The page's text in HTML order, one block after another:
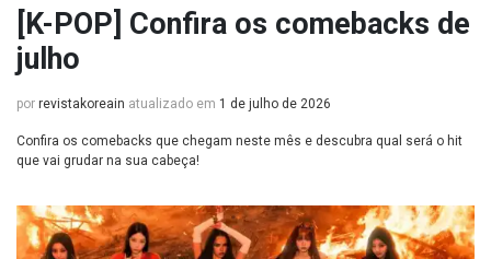
[K-POP] Confira os comebacks de
julho
por revistakoreain atualizado em 1 de julho de 2026
Confira os comebacks que chegam neste mês e descubra qual será o hit
que vai grudar na sua cabeça!